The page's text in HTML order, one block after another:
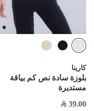
كارينا
بلوزة سادة نص كم بياقة
مستديرة
39.00